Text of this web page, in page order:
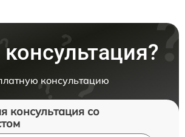
консультацию
консультация со